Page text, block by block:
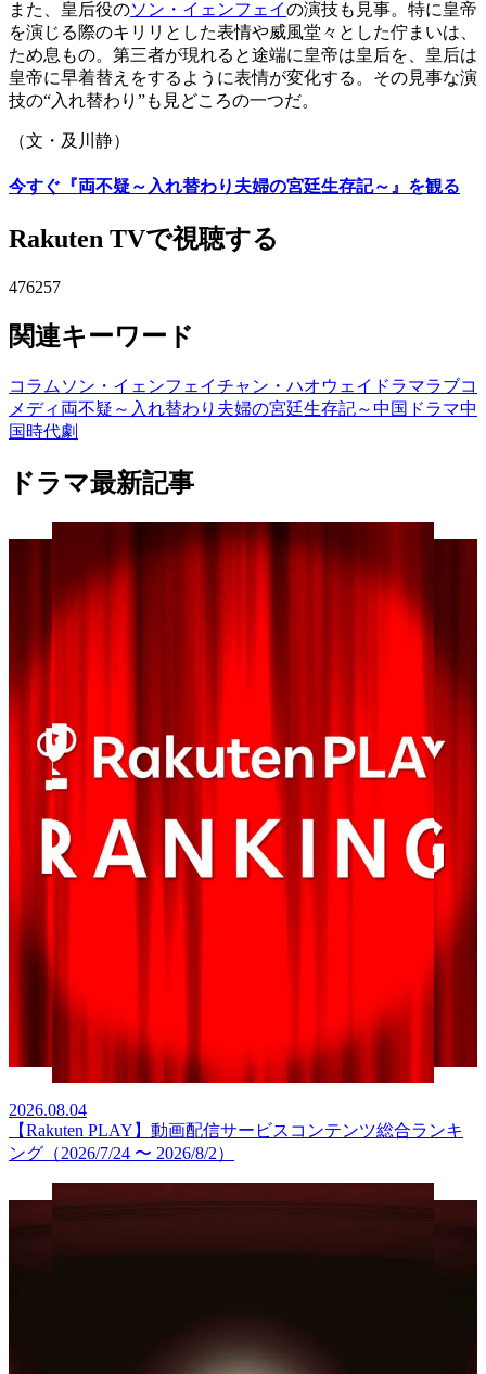
また、皇后役のソン・イェンフェイの演技も見事。特に皇帝
を演じる際のキリリとした表情や威風堂々とした佇まいは、
ため息もの。第三者が現れると途端に皇帝は皇后を、皇后は
皇帝に早着替えをするように表情が変化する。その見事な演
技の“入れ替わり”も見どころの一つだ。
（文・及川静）
今すぐ『両不疑～入れ替わり夫婦の宮廷生存記～』を観る
Rakuten TVで視聴する
476257
関連キーワード
コラム ソン・イェンフェイチャン・ハオウェイ ドラマラブコ
メディ 両不疑～入れ替わり夫婦の宮廷生存記～中国ドラマ中
国時代劇
ドラマ最新記事
2026.08.04
【Rakuten PLAY】動画配信サービスコンテンツ総合ランキ
ング（2026/7/24 〜 2026/8/2）